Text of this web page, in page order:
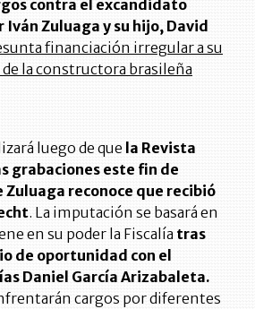
contra el excandidato
Iván Zuluaga y su hijo, David
financiación irregular a su
la constructora brasileña
luego de que la Revista
grabaciones este fin de
Zuluaga reconoce que recibió
. La imputación se basará en
en su poder la Fiscalía tras
de oportunidad con el
Daniel García Arizabaleta.
cargos por diferentes